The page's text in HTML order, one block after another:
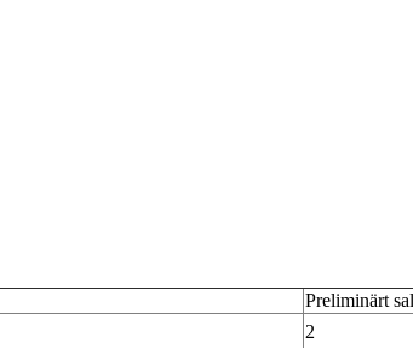
Preliminärt
2